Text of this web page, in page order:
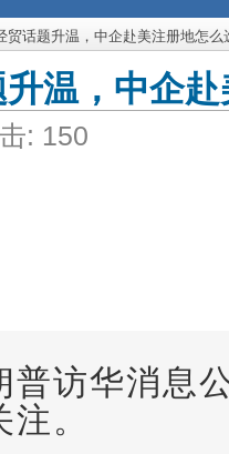
贸话题升温，中企赴美注册地怎么
温，中企
: 150
普访华消息
。